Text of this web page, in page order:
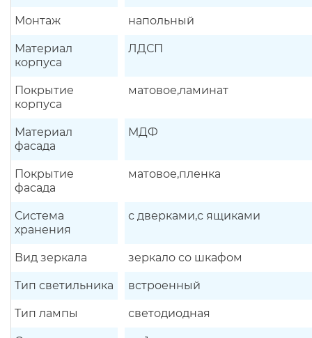
Монтаж напольный
Материал
корпуса
ЛДСП
Покрытие
корпуса
матовое,ламинат
Материал
фасада
МДФ
Покрытие
фасада
матовое,пленка
Система
хранения
с дверками,с ящиками
Вид зеркала зеркало со шкафом
Тип светильника встроенный
Тип лампы светодиодная